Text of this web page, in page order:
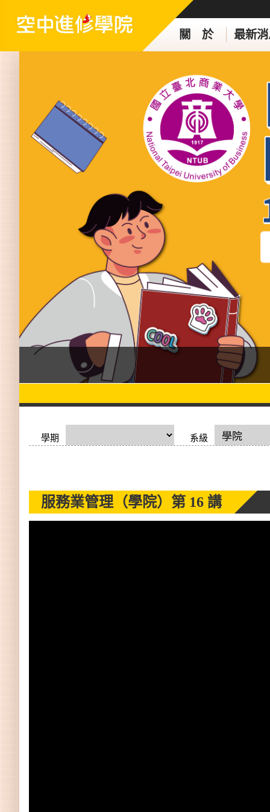
關 於 最新
學期 系級
服務業管理（學院） 第 16 講